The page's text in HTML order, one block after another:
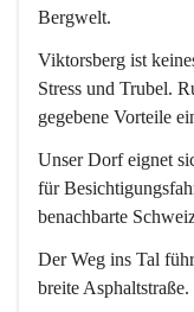
Bergwelt.
Viktorsberg ist
Stress und Trubel.
gegebene Vorteile
Unser Dorf eignet
für
benachbarte
Der Weg ins Tal
breite Asphaltstraße.